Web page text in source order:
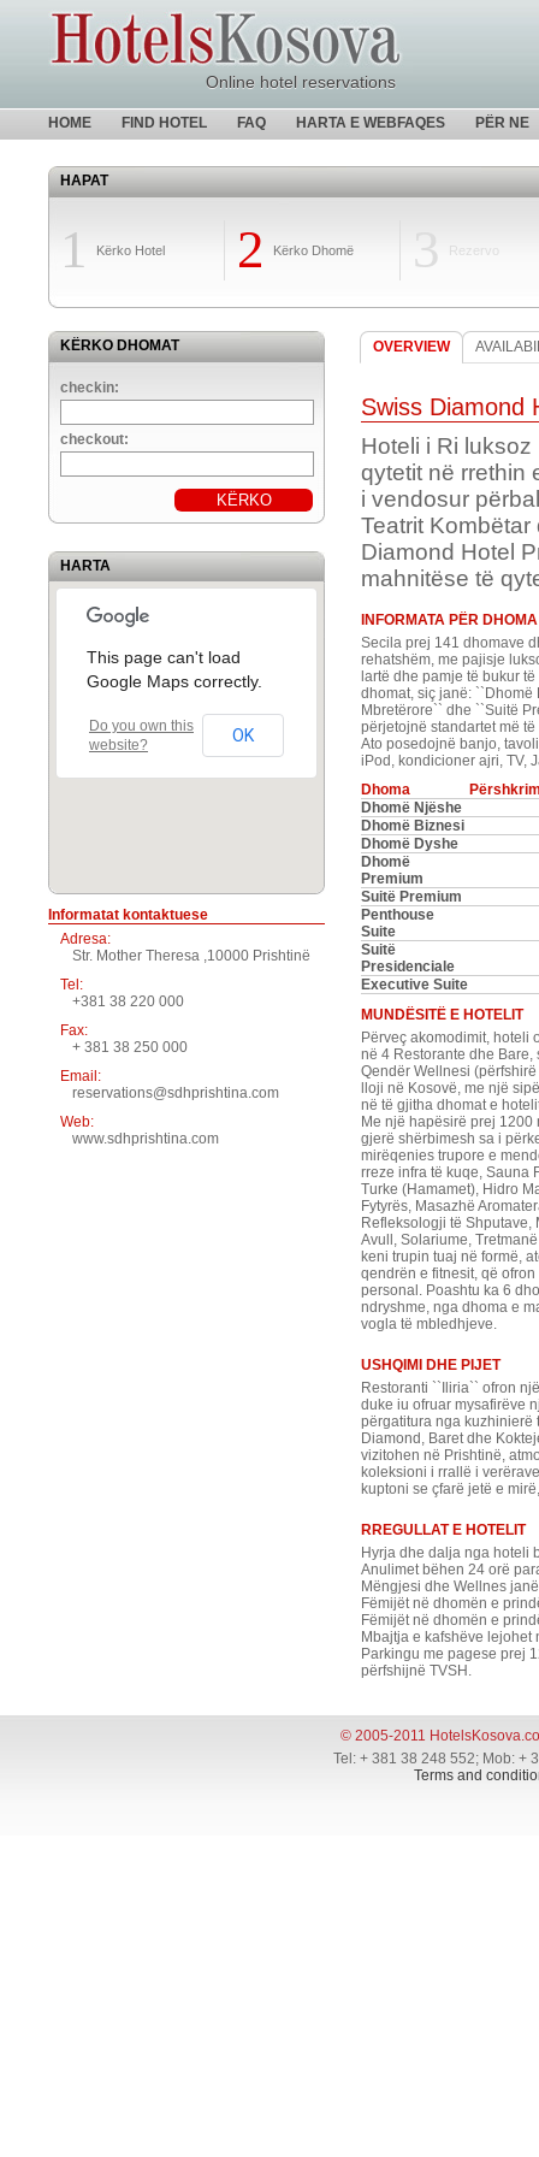
Online hotel reservations
HOME FIND HOTEL FAQ HARTA E WEBFAQES PËR NE
HAPAT
1 Kërko Hotel 2 Kërko Dhomë 3 Rezervo
KËRKO DHOMAT
checkin:
checkout:
HARTA
This page can't load
Google Maps correctly.
Do you own this
website?
OK
Informatat kontaktuese
Adresa:
Str. Mother Theresa ,10000 Prishtinë
Tel:
+381 38 220 000
Fax:
+ 381 38 250 000
Email:
reservations@sdhprishtina.com
Web:
www.sdhprishtina.com
OVERVIEW
Swiss Diamond
Hoteli i Ri
qytetit në rrethin
i vendosur
Teatrit
Diamond Hotel
mahnitëse të
INFORMATA PËR DHOMA
Secila prej 141 dhomave
rehatshëm, me pajisje
lartë dhe pamje të bukur
dhomat, siç janë:
Mbretërore`` dhe ``Suitë
përjetojnë standartet më
Ato posedojnë banjo,
iPod, kondicioner ajri, TV,
Dhoma
Dhomë Njëshe
Dhomë Biznesi
Dhomë Dyshe
Dhomë
Premium
Suitë Premium
Penthouse
Suite
Suitë
Presidenciale
Executive Suite
MUNDËSITË E HOTELIT
Përveç akomodimit, hoteli
në 4 Restorante dhe
Qendër Wellnesi
lloji në Kosovë, me një
në të gjitha dhomat e
Me një hapësirë prej 1200
gjerë shërbimesh sa i
mirëqenies trupore e
rreze infra të kuqe, Sauna
Turke (Hamamet), Hidro
Fytyrës, Masazhë
Refleksologji të
Avull, Solariume,
keni trupin tuaj në formë,
qendrën e fitnesit, që
personal. Poashtu ka 6
ndryshme, nga dhoma e
vogla të mbledhjeve.
USHQIMI DHE PIJET
Restoranti ``Iliria`` ofron
duke iu ofruar mysafirëve
përgatitura nga kuzhinierë
Diamond, Baret dhe
vizitohen në Prishtinë,
koleksioni i rrallë i
kuptoni se çfarë jetë e
RREGULLAT E HOTELIT
Hyrja dhe dalja nga hoteli
Anulimet bëhen 24 orë
Mëngjesi dhe Wellnes
Fëmijët në dhomën e
Fëmijët në dhomën e
Mbajtja e kafshëve lejohet
Parkingu me pagese prej
përfshijnë TVSH.
© 2005-2011
Tel: + 381 38 248 552; Mob: +
Terms and